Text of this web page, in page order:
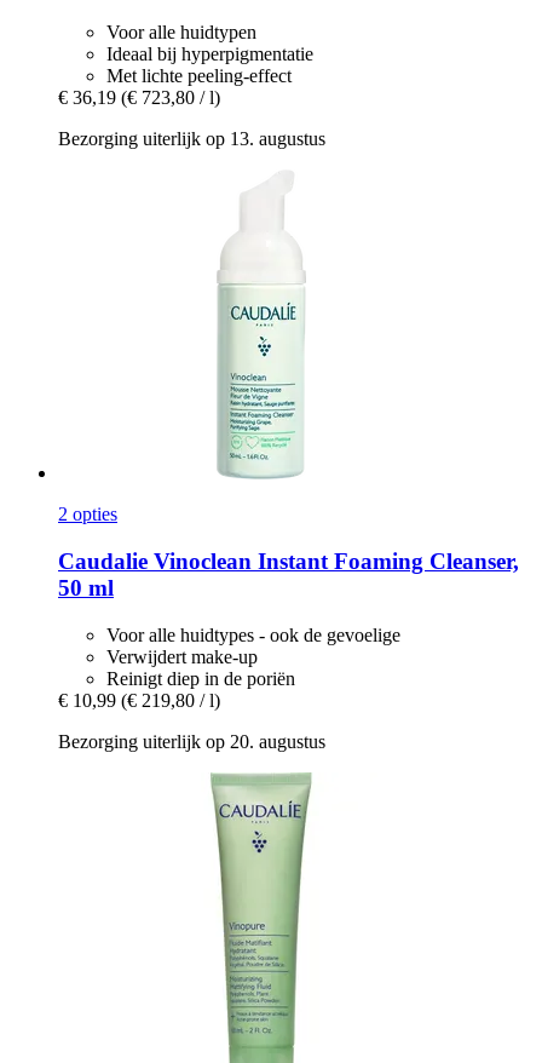
Voor alle huidtypen
Ideaal bij hyperpigmentatie
Met lichte peeling-effect
€ 36,19 (€ 723,80 / l)
Bezorging uiterlijk op 13. augustus
2 opties
Caudalie Vinoclean Instant Foaming Cleanser,
50 ml
Voor alle huidtypes - ook de gevoelige
Verwijdert make-up
Reinigt diep in de poriën
€ 10,99 (€ 219,80 / l)
Bezorging uiterlijk op 20. augustus